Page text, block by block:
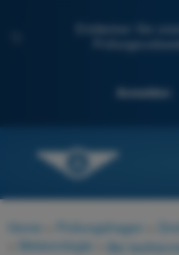
Entdecken Sie
Anmelden
Home Prüfungsfragen
Meteorologie